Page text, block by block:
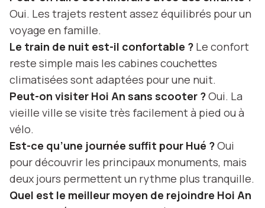
Oui. Les trajets restent assez équilibrés pour un
voyage en famille.
Le train de nuit est-il confortable ? Le confort
reste simple mais les cabines couchettes
climatisées sont adaptées pour une nuit.
Peut-on visiter Hoi An sans scooter ?Oui. La
vieille ville se visite très facilement à pied ou à
vélo.
Est-ce qu’une journée suffit pour Hué ?Oui
pour découvrir les principaux monuments, mais
deux jours permettent un rythme plus tranquille.
Quel est le meilleur moyen de rejoindre Hoi An